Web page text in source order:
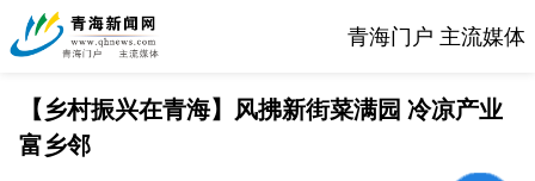
青海门户 主流媒体
【乡村振兴在青海】风拂新街菜满园 冷凉产业
富乡邻